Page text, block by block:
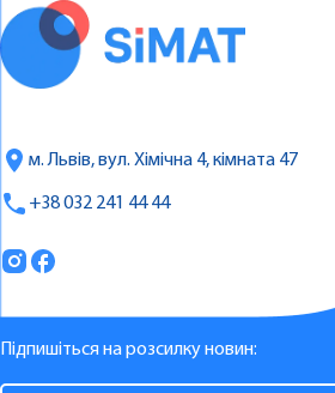
м. Львів, вул. Хімічна 4, кімната 47
+38 032 241 44 44
Підпишіться на розсилку новин: